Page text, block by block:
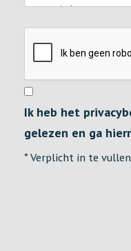
Ik heb het
gelezen en ga
* Verplicht in te vullen